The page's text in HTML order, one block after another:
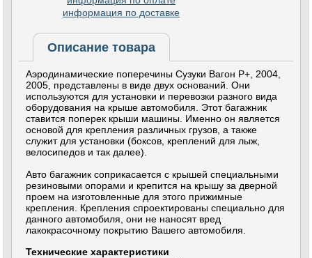
информация по доставке
Описание товара
Аэродинамические поперечины Сузуки Вагон Р+, 2004,
2005, представлены в виде двух оснований. Они
используются для установки и перевозки разного вида
оборудования на крыше автомобиля. Этот багажник
ставится поперек крыши машины. Именно он является
основой для крепления различных грузов, а также
служит для установки (боксов, креплений для лыж,
велосипедов и так далее).
Авто багажник соприкасается с крышей специальными
резиновыми опорами и крепится на крышу за дверной
проем на изготовленные для этого прижимные
крепления. Крепления спроектированы специально для
данного автомобиля, они не наносят вред
лакокрасочному покрытию Вашего автомобиля.
Технические характеристики